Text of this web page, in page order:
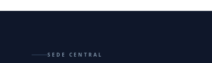
SEDE CENTRAL